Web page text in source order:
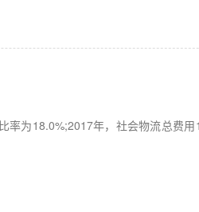
率为18.0%;2017年，社会物流总费